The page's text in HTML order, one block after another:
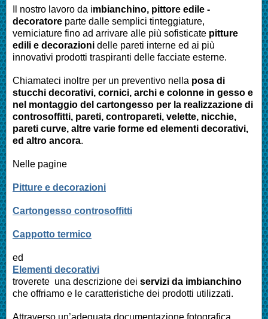
Il nostro lavoro da imbianchino, pittore edile -
decoratore parte dalle semplici tinteggiature,
verniciature fino ad arrivare alle più sofisticate pitture
edili e decorazioni delle pareti interne ed ai più
innovativi prodotti traspiranti delle facciate esterne.
Chiamateci inoltre per un preventivo nella posa di
stucchi decorativi, cornici, archi e colonne in gesso e
nel montaggio del cartongesso per la realizzazione di
controsoffitti, pareti, contropareti, velette, nicchie,
pareti curve, altre varie forme ed elementi decorativi,
ed altro ancora.
Nelle pagine
Pitture e decorazioni
Cartongesso controsoffitti
Cappotto termico
ed
Elementi decorativi
troverete una descrizione dei servizi da imbianchino
che offriamo e le caratteristiche dei prodotti utilizzati.
Attraverso un’adeguata documentazione fotografica,